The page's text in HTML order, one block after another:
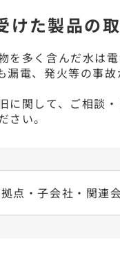
けた製品の
を多く含んだ水は
漏電、発火等の事
に関して、ご相談
さい。
点・子会社・関連